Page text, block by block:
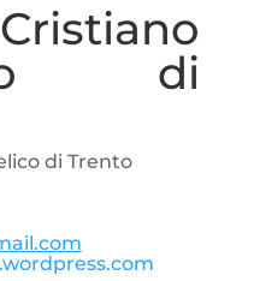
di
di Trento